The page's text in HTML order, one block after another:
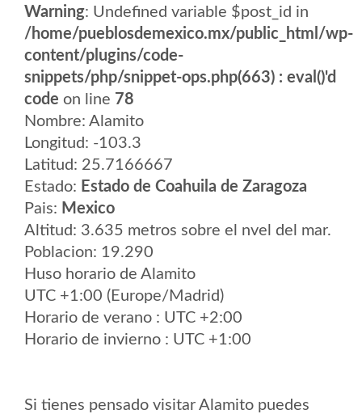
Warning: Undefined variable $post_id in
/home/pueblosdemexico.mx/public_html/wp-
content/plugins/code-
snippets/php/snippet-ops.php(663) : eval()'d
code on line 78
Nombre: Alamito
Longitud: -103.3
Latitud: 25.7166667
Estado: Estado de Coahuila de Zaragoza
Pais: Mexico
Altitud: 3.635 metros sobre el nvel del mar.
Poblacion: 19.290
Huso horario de Alamito
UTC +1:00 (Europe/Madrid)
Horario de verano : UTC +2:00
Horario de invierno : UTC +1:00
Si tienes pensado visitar Alamito puedes